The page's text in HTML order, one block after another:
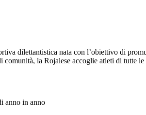
dilettantistica nata con l’obiettivo di
comunità, la Rojalese accoglie atleti di tutte
anno in anno